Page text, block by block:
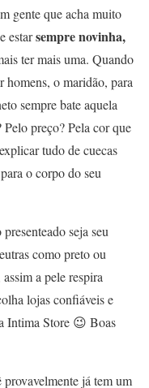
gente que acha muito
estarsempre novinha,
ter mais uma. Quando
homens, o maridão, para
sempre bate aquela
preço? Pela cor que
tudo de cuecas
o corpo do seu
seja seu
como preto ou
a pele respira
lojas confiáveis e
Intima Store 😉 Boas
já tem um